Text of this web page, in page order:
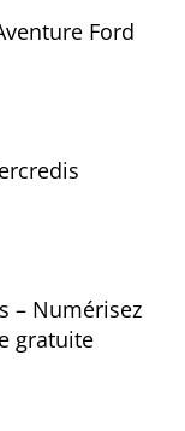
Ford
– Numérisez
gratuite